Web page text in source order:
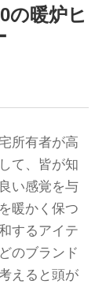
の暖炉ヒ
所有者が高
て、皆が知
い感覚を与
暖かく保つ
するアイテ
のブランド
えると頭が